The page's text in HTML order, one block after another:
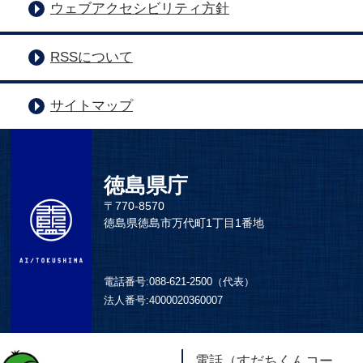
ウェブアクセシビリティ方針
RSSについて
サイトマップ
徳島県庁
〒770-8570
徳島県徳島市万代町1丁目1番地
電話番号:088-621-2500（代表）
法人番号:4000020360007